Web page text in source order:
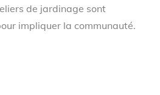
de jardinage sont
impliquer la communauté.